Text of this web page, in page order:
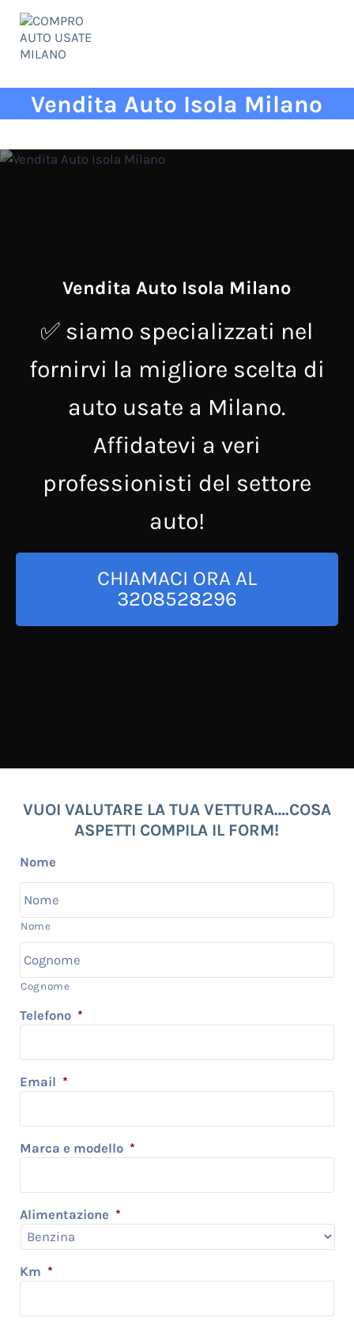
Passa al contenuto principale
Skip to header right navigation
Skip to site footer
Vendita Auto Isola Milano
Vendita Auto Isola Milano
✅ siamo specializzati nel
fornirvi la migliore scelta di
auto usate a Milano.
Affidatevi a veri
professionisti del settore
auto!
CHIAMACI ORA AL
3208528296
VUOI VALUTARE LA TUA VETTURA….COSA
ASPETTI COMPILA IL FORM!
Nome
Nome
Cognome
Telefono *
Email *
Marca e modello *
Alimentazione *
Km *